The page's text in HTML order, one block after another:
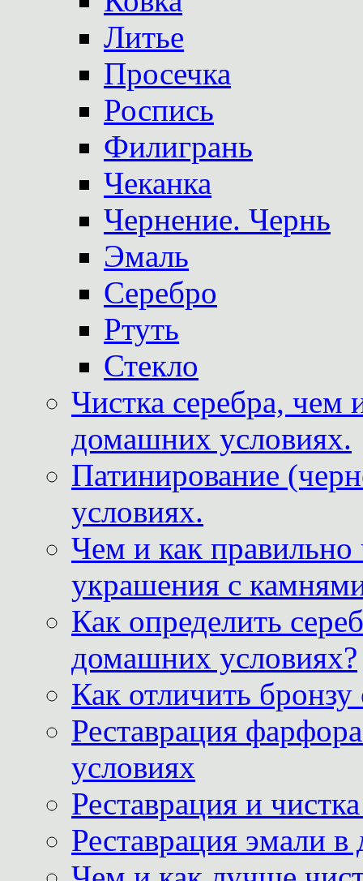
Литье
Просечка
Роспись
Филигрань
Чеканка
Чернение. Чернь
Эмаль
Серебро
Ртуть
Стекло
Чистка серебра, чем
домашних условиях.
Патинирование
условиях.
Чем и как
украшения с
Как определить
домашних условиях?
Как отличить
Реставрация
условиях
Реставрация и
Реставрация эмали